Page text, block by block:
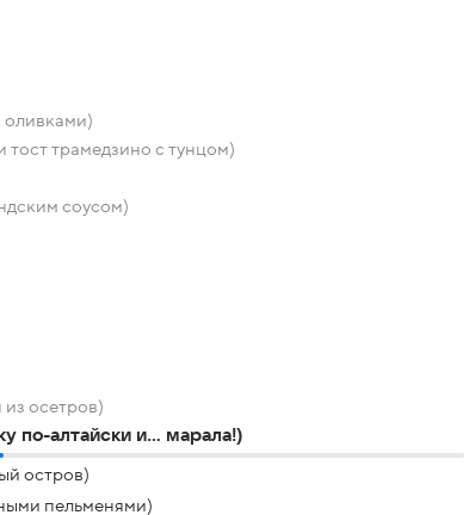
оливками)
тост трамедзино с тунцом)
соусом)
осетров)
по-алтайски и… марала!)
остров)
пельменями)